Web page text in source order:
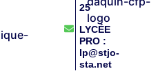
25
LYCÉE
PRO :
lp@stjo-
sta.net